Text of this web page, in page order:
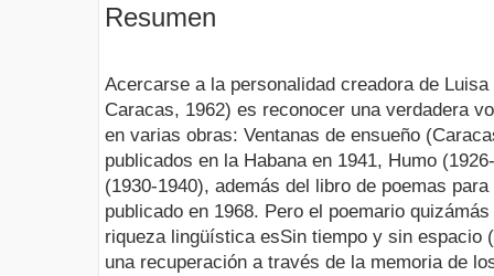
Resumen
Acercarse a la personalidad creadora de
Caracas, 1962) es reconocer una verdadera
en varias obras: Ventanas de ensueño
publicados en la Habana en 1941, Humo
(1930-1940), además del libro de poemas
publicado en 1968. Pero el poemario
riqueza lingüística esSin tiempo y sin espacio
una recuperación a través de la memoria de